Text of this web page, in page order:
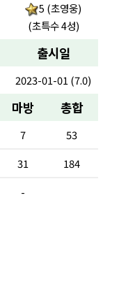
5 (초영웅)
(초특수 4성)
출시일
2023-01-01 (7.0)
마방 총합
7
53
31
184
-